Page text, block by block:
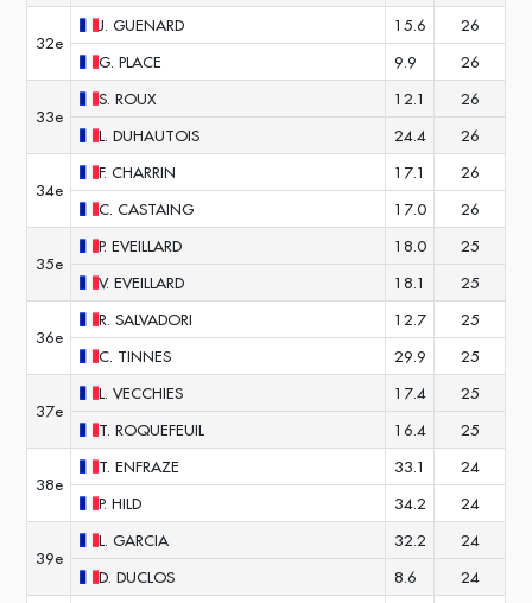
32e
J. GUENARD 15.6
26
G. PLACE 9.9 26
33e
S. ROUX 12.1
26
L. DUHAUTOIS 24.4 26
34e
F. CHARRIN 17.1
26
C. CASTAING 17.0 26
35e
P. EVEILLARD 18.0
25
V. EVEILLARD 18.1 25
36e
R. SALVADORI 12.7
25
C. TINNES 29.9 25
37e
L. VECCHIES 17.4
25
T. ROQUEFEUIL 16.4 25
38e
T. ENFRAZE 33.1
24
P. HILD 34.2 24
39e
L. GARCIA 32.2
24
D. DUCLOS 8.6 24